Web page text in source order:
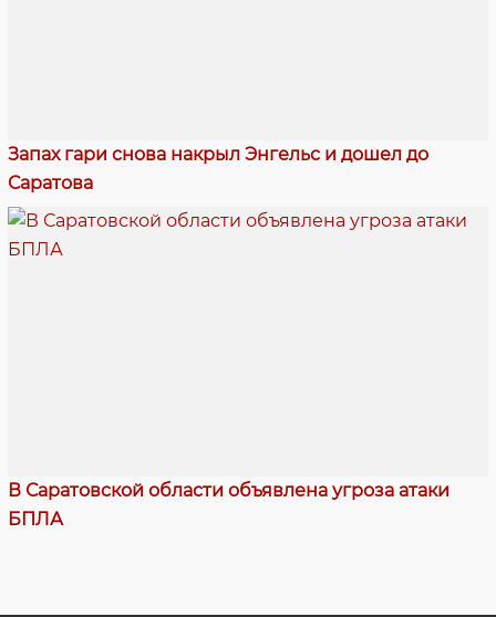
Запах гари снова накрыл Энгельс и дошел до
Саратова
В Саратовской области объявлена угроза атаки
БПЛА